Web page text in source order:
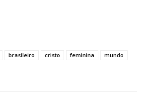
brasileiro cristo feminina
mundo